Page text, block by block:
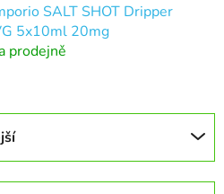
SALT SHOT Dripper
5x10ml 20mg
prodejně